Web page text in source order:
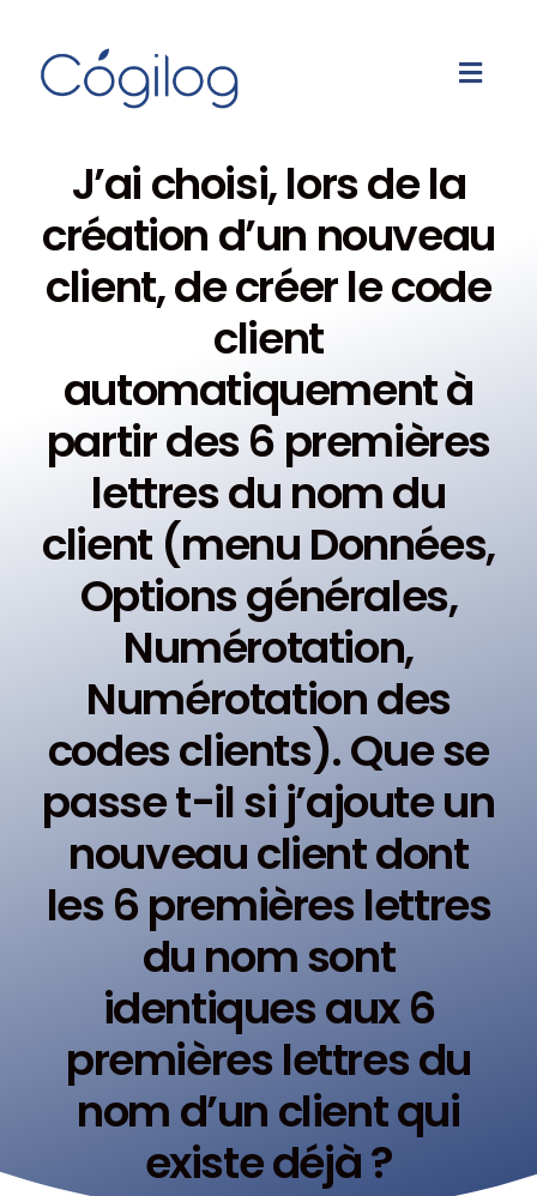
J’ai choisi, lors de la
création d’un nouveau
client, de créer le code
client
automatiquement à
partir des 6 premières
lettres du nom du
client (menu Données,
Options générales,
Numérotation,
Numérotation des
codes clients). Que se
passe t-il si j’ajoute un
nouveau client dont
les 6 premières lettres
du nom sont
identiques aux 6
premières lettres du
nom d’un client qui
existe déjà ?